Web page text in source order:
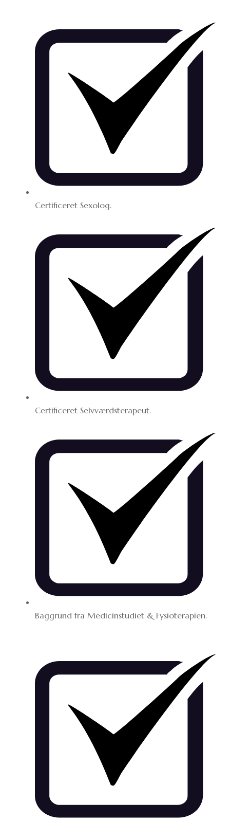
Certificeret Sexolog.
Certificeret Selvværdsterapeut.
Baggrund fra Medicinstudiet & Fysioterapien.